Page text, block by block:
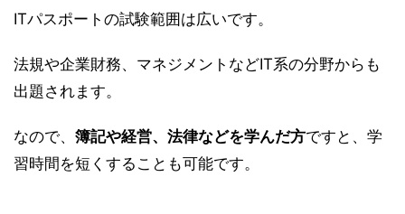
ITパスポートの試験範囲は広いです。
法規や企業財務、マネジメントなどIT系の分野からも
出題されます。
なので、 簿記や経営、法律などを学んだ方ですと、学
習時間を短くすることも可能です。